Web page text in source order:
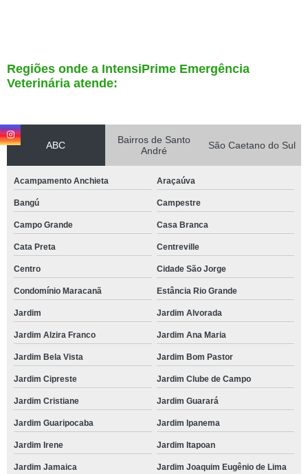
Regiões onde a IntensiPrime Emergência
Veterinária atende:
ABC
Bairros de Santo
André
São Caetano do Sul
Acampamento Anchieta Araçaúva
Bangú Campestre
Campo Grande Casa Branca
Cata Preta Centreville
Centro Cidade São Jorge
Condomínio Maracanã Estância Rio Grande
Jardim Jardim Alvorada
Jardim Alzira Franco Jardim Ana Maria
Jardim Bela Vista Jardim Bom Pastor
Jardim Cipreste Jardim Clube de Campo
Jardim Cristiane Jardim Guarará
Jardim Guaripocaba Jardim Ipanema
Jardim Irene Jardim Itapoan
Jardim Jamaica Jardim Joaquim Eugênio de Lima